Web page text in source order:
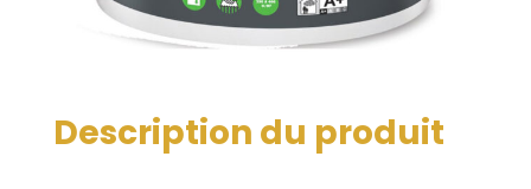
Description du produit